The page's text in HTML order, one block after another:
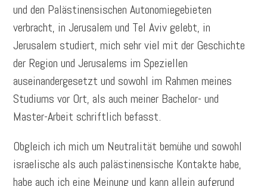
und den Palästinensischen Autonomiegebieten
verbracht, in Jerusalem und Tel Aviv gelebt, in
Jerusalem studiert, mich sehr viel mit der Geschichte
der Region und Jerusalems im Speziellen
auseinandergesetzt und sowohl im Rahmen meines
Studiums vor Ort, als auch meiner Bachelor- und
Master-Arbeit schriftlich befasst.
Obgleich ich mich um Neutralität bemühe und sowohl
israelische als auch palästinensische Kontakte habe,
habe auch ich eine Meinung und kann allein aufgrund